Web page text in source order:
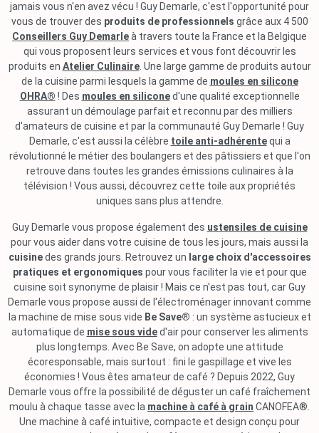
jamais vous n'en avez vécu ! Guy Demarle, c'est l'opportunité pour
vous de trouver des produits de professionnels grâce aux 4 500
Conseillers Guy Demarleà travers toute la France et la Belgique
qui vous proposent leurs services et vous font découvrir les
produits en Atelier Culinaire. Une large gamme de produits autour
de la cuisine parmi lesquels la gamme de moules en silicone
OHRA® ! Des moules en siliconed'une qualité exceptionnelle
assurant un démoulage parfait et reconnu par des milliers
d'amateurs de cuisine et par la communauté Guy Demarle ! Guy
Demarle, c'est aussi la célèbre toile anti-adhérentequi a
révolutionné le métier des boulangers et des pâtissiers et que l'on
retrouve dans toutes les grandes émissions culinaires à la
télévision ! Vous aussi, découvrez cette toile aux propriétés
uniques sans plus attendre.
Guy Demarle vous propose également des ustensiles de cuisine
pour vous aider dans votre cuisine de tous les jours, mais aussi la
cuisinedes grands jours. Retrouvez un large choix d'accessoires
pratiques et ergonomiques pour vous faciliter la vie et pour que
cuisine soit synonyme de plaisir ! Mais ce n'est pas tout, car Guy
Demarle vous propose aussi de l'électroménager innovant comme
la machine de mise sous vide Be Save® : un système astucieux et
automatique de mise sous vided'air pour conserver les aliments
plus longtemps. Avec Be Save, on adopte une attitude
écoresponsable, mais surtout : fini le gaspillage et vive les
économies ! Vous êtes amateur de café ? Depuis 2022, Guy
Demarle vous offre la possibilité de déguster un café fraîchement
moulu à chaque tasse avec la machine à café à grain CANOFEA®.
Une machine à café intuitive, compacte et design conçu pour